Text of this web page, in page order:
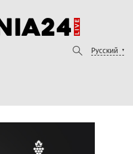
Русский